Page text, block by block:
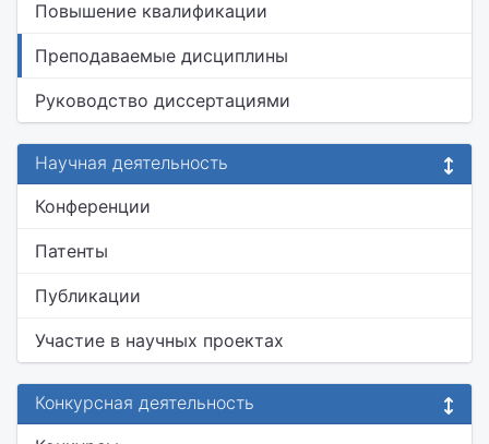
Повышение квалификации
Преподаваемые дисциплины
Руководство диссертациями
Научная деятельность
Конференции
Патенты
Публикации
Участие в научных проектах
Конкурсная деятельность